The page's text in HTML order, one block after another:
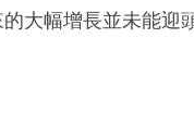
大幅增長並未能迎